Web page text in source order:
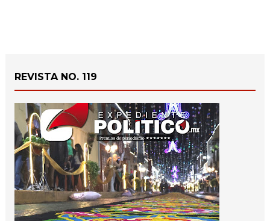
REVISTA NO. 119